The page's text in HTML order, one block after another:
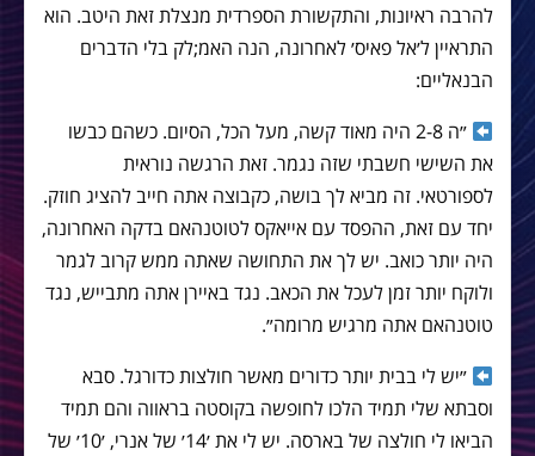
להרבה ראיונות, והתקשורת הספרדית מנצלת זאת היטב. הוא
התראיין ל׳אל פאיס׳ לאחרונה, הנה האמ;לק בלי הדברים
הבנאליים:
״ה 2-8 היה מאוד קשה, מעל הכל, הסיום. כשהם כבשו
את השישי חשבתי שזה נגמר. זאת הרגשה נוראית
לספורטאי. זה מביא לך בושה, כקבוצה אתה חייב להציג חוזק.
יחד עם זאת, ההפסד עם אייאקס לטוטנהאם בדקה האחרונה,
היה יותר כואב. יש לך את התחושה שאתה ממש קרוב לגמר
ולוקח יותר זמן לעכל את הכאב. נגד באיירן אתה מתבייש, נגד
טוטנהאם אתה מרגיש מרומה״.
״יש לי בבית יותר כדורים מאשר חולצות כדורגל. סבא
וסבתא שלי תמיד הלכו לחופשה בקוסטה בראווה והם תמיד
הביאו לי חולצה של בארסה. יש לי את ׳14׳ של אנרי, ׳10׳ של